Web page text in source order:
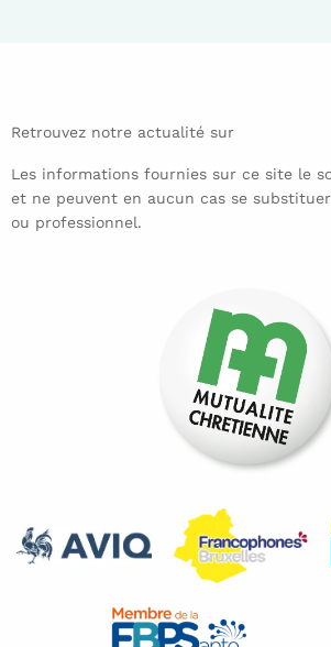
Retrouvez notre actualité sur
Les informations fournies sur ce site le
et ne peuvent en aucun cas se
ou professionnel.